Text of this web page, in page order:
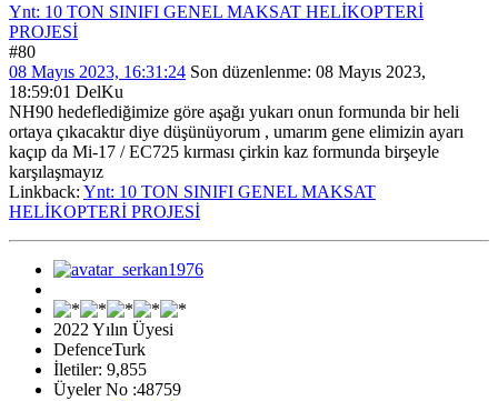
Ynt: 10 TON SINIFI GENEL MAKSAT HELİKOPTERİ
PROJESİ
#80
08 Mayıs 2023, 16:31:24 Son düzenlenme: 08 Mayıs 2023,
18:59:01 DelKu
NH90 hedeflediğimize göre aşağı yukarı onun formunda bir heli
ortaya çıkacaktır diye düşünüyorum , umarım gene elimizin ayarı
kaçıp da Mi-17 / EC725 kırması çirkin kaz formunda birşeyle
karşılaşmayız
Linkback: Ynt: 10 TON SINIFI GENEL MAKSAT
HELİKOPTERİ PROJESİ
2022 Yılın Üyesi
DefenceTurk
İletiler: 9,855
Üyeler No :48759